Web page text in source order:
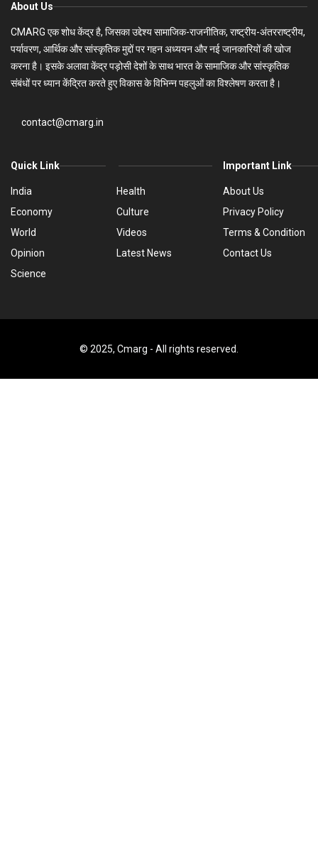
About Us
CMARG एक शोध केंद्र है, जिसका उद्देश्य सामाजिक-राजनीतिक, राष्ट्रीय-अंतरराष्ट्रीय,
पर्यावरण, आर्थिक और सांस्कृतिक मुद्दों पर गहन अध्ययन और नई जानकारियों की खोज
करना है। इसके अलावा केंद्र पड़ोसी देशों के साथ भारत के सामाजिक और सांस्कृतिक
संबंधों पर ध्यान केंद्रित करते हुए विकास के विभिन्न पहलुओं का विश्लेषण करता है।
contact@cmarg.in
Quick Link
India
Economy
World
Opinion
Science
Health
Culture
Videos
Latest News
Important Link
About Us
Privacy Policy
Terms & Condition
Contact Us
© 2025, Cmarg - All rights reserved.